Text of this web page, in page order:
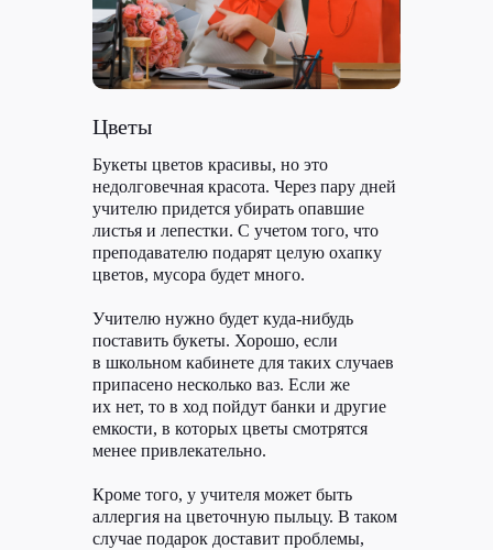
Цветы
Букеты цветов красивы, но это
недолговечная красота. Через пару дней
учителю придется убирать опавшие
листья и лепестки. С учетом того, что
преподавателю подарят целую охапку
цветов, мусора будет много.
Учителю нужно будет куда-нибудь
поставить букеты. Хорошо, если
в школьном кабинете для таких случаев
припасено несколько ваз. Если же
их нет, то в ход пойдут банки и другие
емкости, в которых цветы смотрятся
менее привлекательно.
Кроме того, у учителя может быть
аллергия на цветочную пыльцу. В таком
случае подарок доставит проблемы,